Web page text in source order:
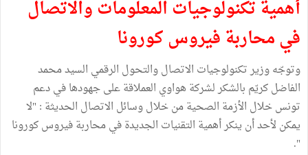
أهمية تكنولوجيات المعلومات والاتصال
في محاربة فيروس كورونا
وتوجّه وزير تكنولوجيات الاتصال والتحول الرقمي السيد محمد
الفاضل كريّم بالشكر لشركة هواوي العملاقة على جهودها في دعم
تونس خلال الأزمة الصحية من خلال وسائل الاتصال الحديثة : "لا
يمكن لأحد أن ينكر أهمية التقنيات الجديدة في محاربة فيروس كورونا
".